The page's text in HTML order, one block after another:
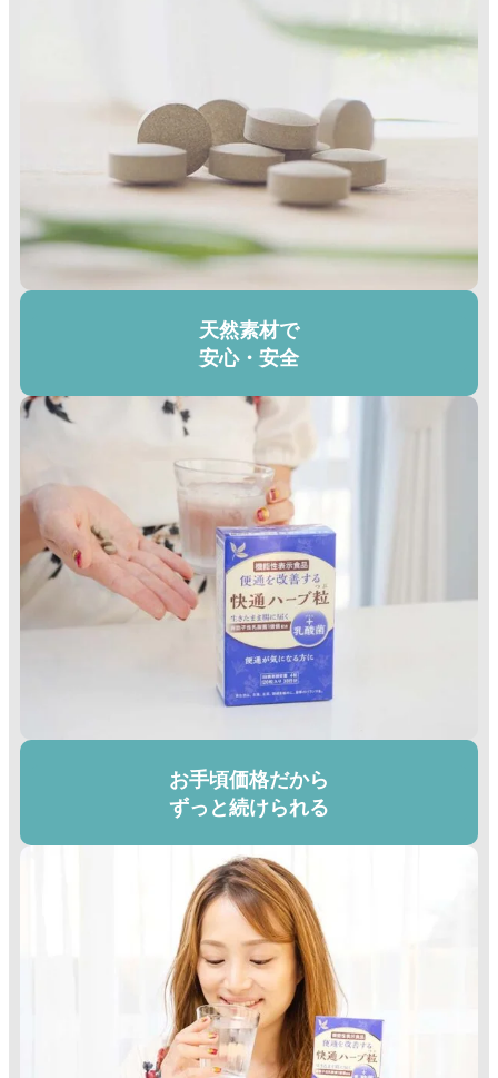
天然素材で
安心・安全
お手頃価格だから
ずっと続けられる